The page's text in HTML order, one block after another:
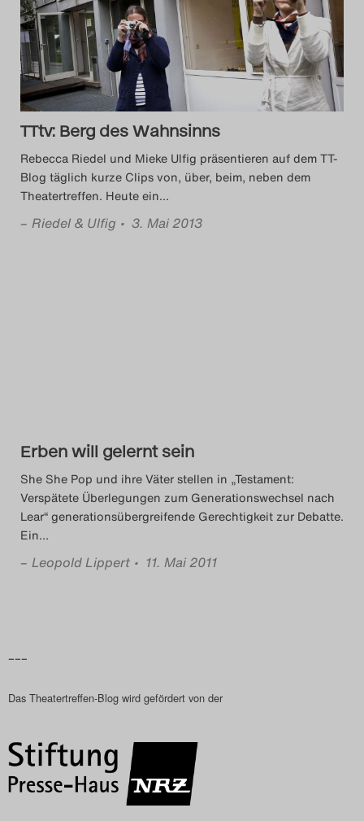
Das Theatertreffen-Blog
2014
Das Theatertreffen-Blog
2015
Das Theatertreffen-Blog
2016
Das Theatertreffen-Blog
2019
Das Theatertreffen-Blog
2020
2022
Das Theatertreffen-Blog
2023
TTtv: Berg des Wahnsinns
Rebecca Riedel und Mieke Ulfig präsentieren auf dem TT-
Blog täglich kurze Clips von, über, beim, neben dem
Theatertreffen. Heute ein…
– Riedel & Ulfig • 3. Mai 2013
Erben will gelernt sein
She She Pop und ihre Väter stellen in „Testament:
Verspätete Überlegungen zum Generationswechsel nach
Lear“ generationsübergreifende Gerechtigkeit zur Debatte.
Ein…
– Leopold Lippert • 11. Mai 2011
–––
Das Theatertreffen-Blog wird gefördert von der